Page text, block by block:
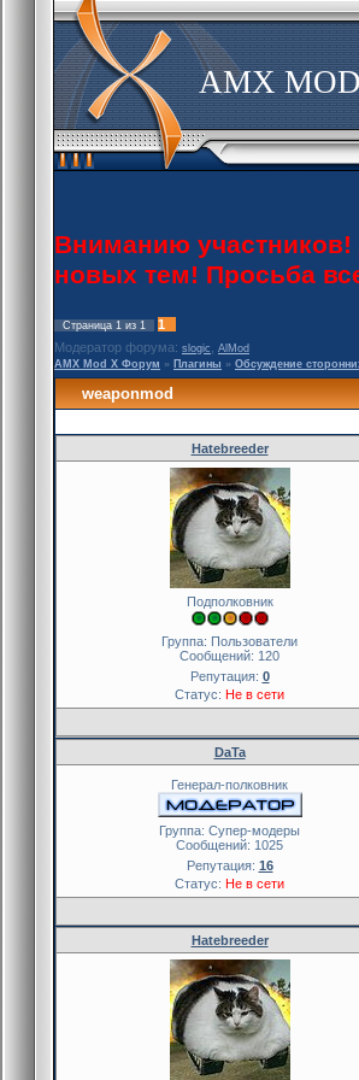
AMX
Вниманию участников!
новых тем! Просьба
Страница 1 из 1
1
Модератор форума: slogic
AlMod
AMX Mod X Форум » Плагины » Обсуждение
weaponmod
Hatebreeder
Подполковник
Группа: Пользователи
Сообщений: 120
Репутация: 0
Статус: Не в сети
DaTa
Генерал-полковник
Группа: Cупер-модеры
Сообщений: 1025
Репутация: 16
Статус: Не в сети
Hatebreeder